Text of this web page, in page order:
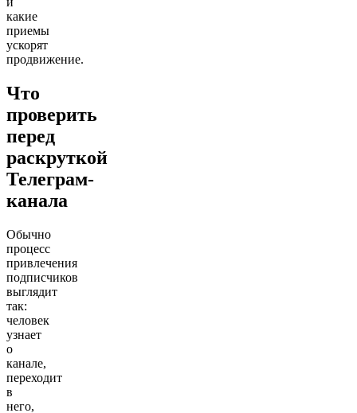
какие
приемы
ускорят
продвижение.
Что
проверить
перед
раскруткой
Телеграм-
канала
Обычно
процесс
привлечения
подписчиков
выглядит
так:
человек
узнает
о
канале,
переходит
в
него,